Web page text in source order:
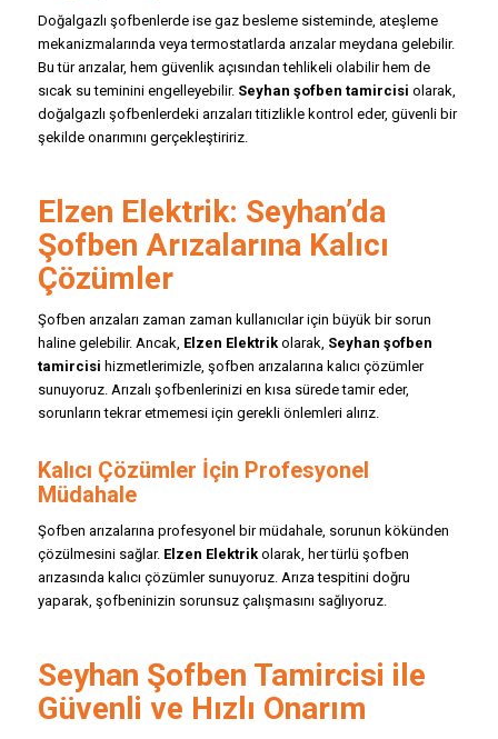
Doğalgazlı şofbenlerde ise gaz besleme sisteminde, ateşleme
mekanizmalarında veya termostatlarda arızalar meydana gelebilir.
Bu tür arızalar, hem güvenlik açısından tehlikeli olabilir hem de
sıcak su teminini engelleyebilir. Seyhan şofben tamircisi olarak,
doğalgazlı şofbenlerdeki arızaları titizlikle kontrol eder, güvenli bir
şekilde onarımını gerçekleştiririz.
Elzen Elektrik: Seyhan’da
Şofben Arızalarına Kalıcı
Çözümler
Şofben arızaları zaman zaman kullanıcılar için büyük bir sorun
haline gelebilir. Ancak, Elzen Elektrikolarak, Seyhan şofben
tamircisi hizmetlerimizle, şofben arızalarına kalıcı çözümler
sunuyoruz. Arızalı şofbenlerinizi en kısa sürede tamir eder,
sorunların tekrar etmemesi için gerekli önlemleri alırız.
Kalıcı Çözümler İçin Profesyonel
Müdahale
Şofben arızalarına profesyonel bir müdahale, sorunun kökünden
çözülmesini sağlar. Elzen Elektrikolarak, her türlü şofben
arızasında kalıcı çözümler sunuyoruz. Arıza tespitini doğru
yaparak, şofbeninizin sorunsuz çalışmasını sağlıyoruz.
Seyhan Şofben Tamircisi ile
Güvenli ve Hızlı Onarım